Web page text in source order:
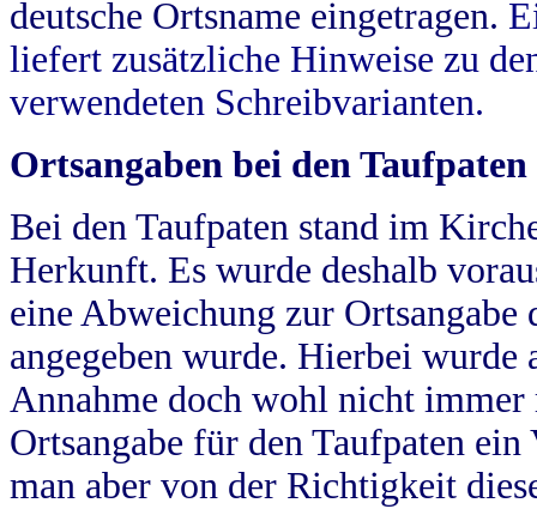
deutsche Ortsname eingetragen.
liefert zusätzliche Hinweise zu
verwendeten Schreibvarianten.
Ortsangaben bei den Taufpaten
Bei den Taufpaten stand im
Herkunft. Es wurde deshalb
eine Abweichung zur
angegeben wurde. Hierbei wurde
Annahme doch wohl nicht
Ortsangabe für den Taufpaten
man aber von der Richtigkeit